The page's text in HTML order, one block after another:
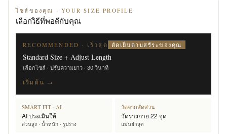
ไซส์ของคุณ · YOUR SIZE PROFILE
เลือกวิธีที่พอดีกับคุณ
RECOMMENDED · เร็วสุด ตัดเย็บตามสรีระของคุณ
Standard Size + Adjust Length
เลือกไซส์ · ปรับความยาว · 30 วินาที
เริ่มต้น →
SMART FIT · AI
AI ประเมินให้
ส่วนสูง · น้ำหนัก · รูปร่าง
วัดจากสัดส่วน
วัดร่างกาย 22 จุด
แม่นยำสุด